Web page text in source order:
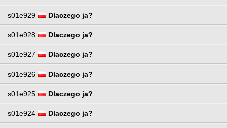
s01e929 Dlaczego ja?
s01e928 Dlaczego ja?
s01e927 Dlaczego ja?
s01e926 Dlaczego ja?
s01e925 Dlaczego ja?
s01e924 Dlaczego ja?